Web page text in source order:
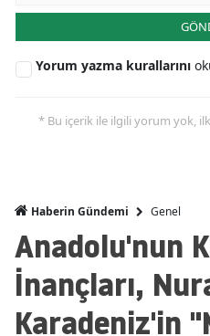
Yorum yazma kurallarını
* Bu içerik ile ilgili yorum yok,
Haberin Gündemi Genel
Anadolu'nun
İnançları,
Karadeniz'in